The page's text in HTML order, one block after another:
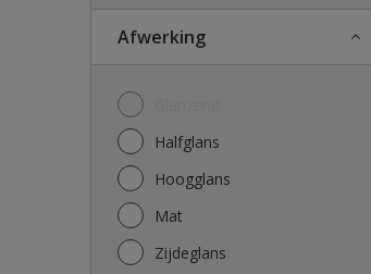
Afwerking
Halfglans
Hoogglans
Mat
Zijdeglans